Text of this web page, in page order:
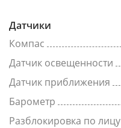
Датчики
Компас
Датчик освещенности
Датчик приближения
Барометр
Разблокировка по лицу